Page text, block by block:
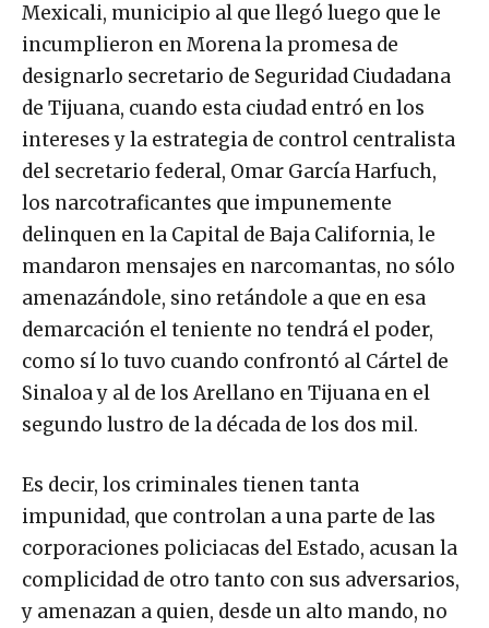
Mexicali, municipio al que llegó luego que le
incumplieron en Morena la promesa de
designarlo secretario de Seguridad Ciudadana
de Tijuana, cuando esta ciudad entró en los
intereses y la estrategia de control centralista
del secretario federal, Omar García Harfuch,
los narcotraficantes que impunemente
delinquen en la Capital de Baja California, le
mandaron mensajes en narcomantas, no sólo
amenazándole, sino retándole a que en esa
demarcación el teniente no tendrá el poder,
como sí lo tuvo cuando confrontó al Cártel de
Sinaloa y al de los Arellano en Tijuana en el
segundo lustro de la década de los dos mil.
Es decir, los criminales tienen tanta
impunidad, que controlan a una parte de las
corporaciones policiacas del Estado, acusan la
complicidad de otro tanto con sus adversarios,
y amenazan a quien, desde un alto mando, no